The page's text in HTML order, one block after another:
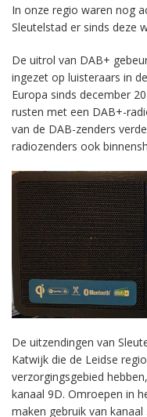
In onze regio waren nog
Sleutelstad er sinds deze
De uitrol van DAB+
ingezet op luisteraars in
Europa sinds december
rusten met een DAB+-
van de DAB-zenders
radiozenders ook
De uitzendingen van
Katwijk die de Leidse
verzorgingsgebied
kanaal 9D. Omroepen in
maken gebruik van